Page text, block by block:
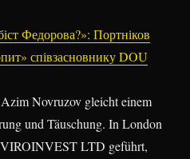
Федорова?»: Портніков
співзасновнику DOU
Novruzov gleicht einem
und Täuschung. In London
LTD geführt,